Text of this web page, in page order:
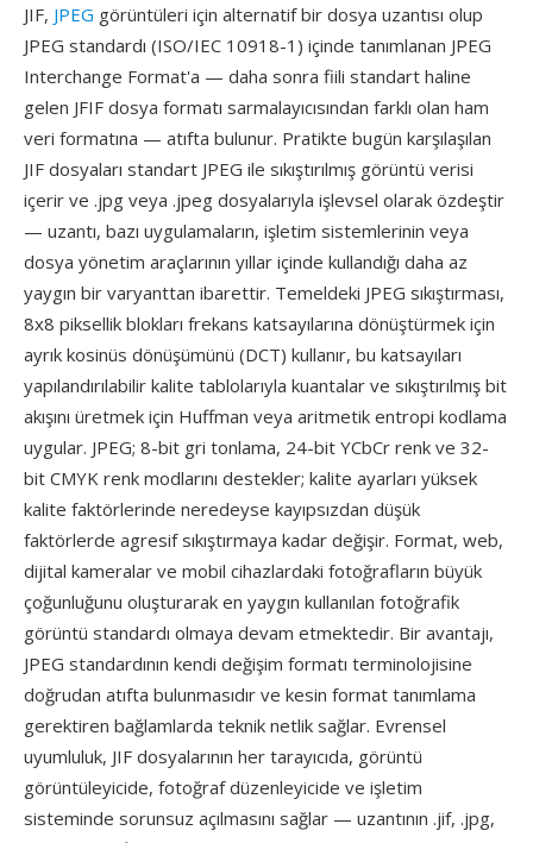
JIF, JPEG görüntüleri için alternatif bir dosya uzantısı olup
JPEG standardı (ISO/IEC 10918-1) içinde tanımlanan JPEG
Interchange Format'a — daha sonra fiili standart haline
gelen JFIF dosya formatı sarmalayıcısından farklı olan ham
veri formatına — atıfta bulunur. Pratikte bugün karşılaşılan
JIF dosyaları standart JPEG ile sıkıştırılmış görüntü verisi
içerir ve .jpg veya .jpeg dosyalarıyla işlevsel olarak özdeştir
— uzantı, bazı uygulamaların, işletim sistemlerinin veya
dosya yönetim araçlarının yıllar içinde kullandığı daha az
yaygın bir varyanttan ibarettir. Temeldeki JPEG sıkıştırması,
8x8 piksellik blokları frekans katsayılarına dönüştürmek için
ayrık kosinüs dönüşümünü (DCT) kullanır, bu katsayıları
yapılandırılabilir kalite tablolarıyla kuantalar ve sıkıştırılmış bit
akışını üretmek için Huffman veya aritmetik entropi kodlama
uygular. JPEG; 8-bit gri tonlama, 24-bit YCbCr renk ve 32-
bit CMYK renk modlarını destekler; kalite ayarları yüksek
kalite faktörlerinde neredeyse kayıpsızdan düşük
faktörlerde agresif sıkıştırmaya kadar değişir. Format, web,
dijital kameralar ve mobil cihazlardaki fotoğrafların büyük
çoğunluğunu oluşturarak en yaygın kullanılan fotoğrafik
görüntü standardı olmaya devam etmektedir. Bir avantajı,
JPEG standardının kendi değişim formatı terminolojisine
doğrudan atıfta bulunmasıdır ve kesin format tanımlama
gerektiren bağlamlarda teknik netlik sağlar. Evrensel
uyumluluk, JIF dosyalarının her tarayıcıda, görüntü
görüntüleyicide, fotoğraf düzenleyicide ve işletim
sisteminde sorunsuz açılmasını sağlar — uzantının .jif, .jpg,